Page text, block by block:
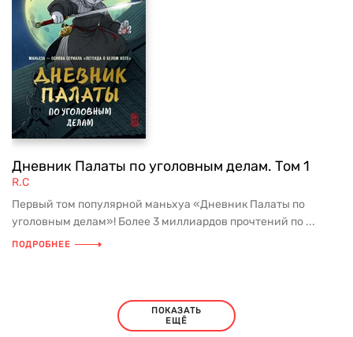
Дневник Палаты по уголовным делам. Том 1
R.C
Первый том популярной маньхуа «Дневник Палаты по
уголовным делам»! Более 3 миллиардов прочтений по ...
ПОДРОБНЕЕ
ПОКАЗАТЬ
ЕЩЁ